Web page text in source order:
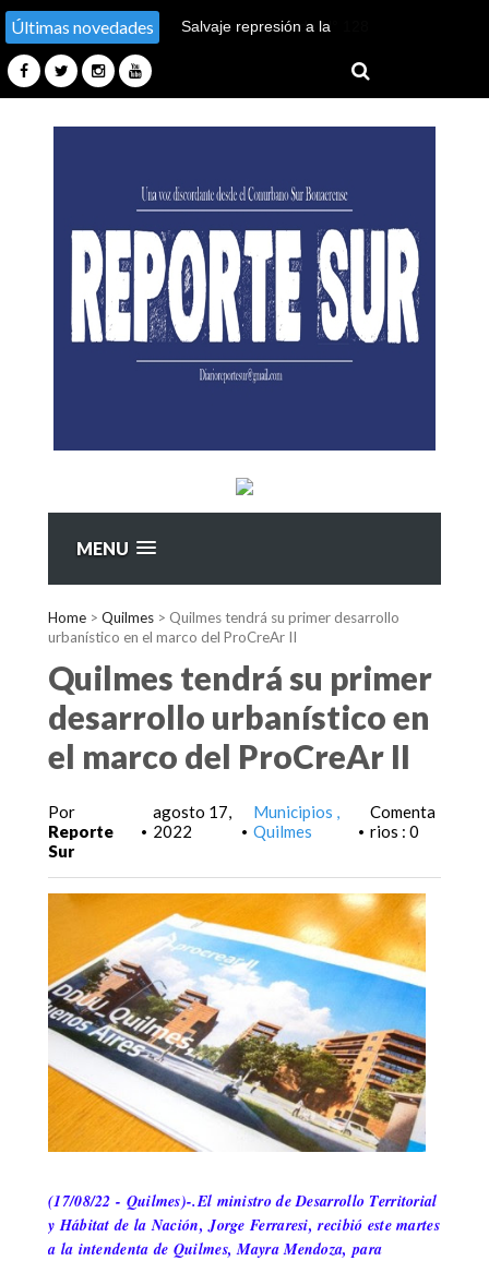
Últimas novedades
El nieto recuperado N° 128
sustracción y sustitución de
identidad en Tucumán
MENU
Home > Quilmes > Quilmes tendrá su primer desarrollo
urbanístico en el marco del ProCreAr II
Quilmes tendrá su primer
desarrollo urbanístico en
el marco del ProCreAr II
Por
Reporte
Sur
•
agosto 17,
2022
•
Municipios
Quilmes
•
Comenta
rios : 0
(17/08/22 - Quilmes)-.El ministro de Desarrollo Territorial
y Hábitat de la Nación, Jorge Ferraresi, recibió este martes
a la intendenta de Quilmes, Mayra Mendoza, para